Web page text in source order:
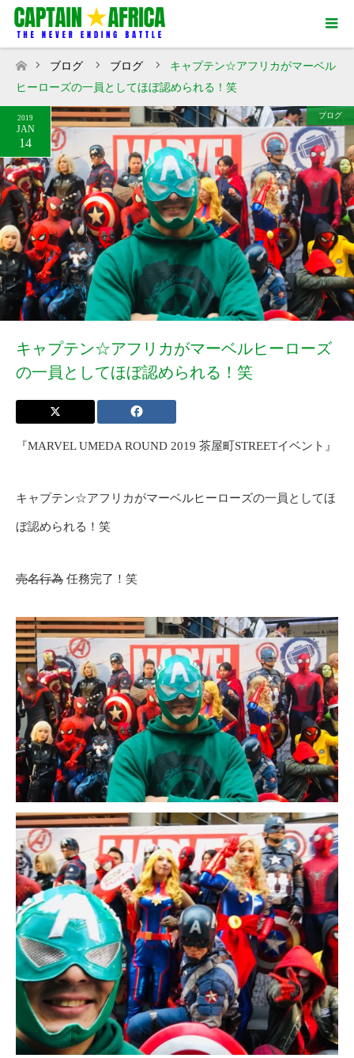
ホーム
ブログ ブログ
キャプテン☆アフリカがマーベル
ヒーローズの一員としてほぼ認められる！笑
2019
JAN
14
ブログ
キャプテン☆アフリカがマーベルヒーローズ
の一員としてほぼ認められる！笑
『MARVEL UMEDA ROUND 2019 茶屋町STREETイベント』
キャプテン☆アフリカがマーベルヒーローズの一員としてほ
ぼ認められる！笑
売名行為 任務完了！笑